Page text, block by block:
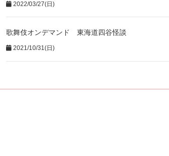
2022/03/27(日)
歌舞伎オンデマンド 東海道四谷怪談
2021/10/31(日)